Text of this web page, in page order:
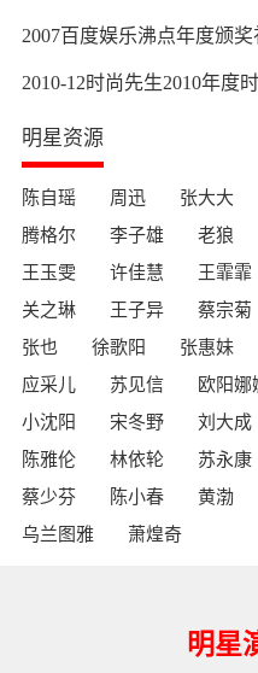
2007百度娱乐沸点年度颁奖
2010-12时尚先生2010年度
明星资源
陈自瑶 周迅 张大大
腾格尔
李子雄 老狼
王玉雯
许佳慧 王霏霏
关之琳
王子异 蔡宗菊
张也
徐歌阳 张惠妹
应采儿
苏见信 欧阳娜
小沈阳
宋冬野 刘大成
陈雅伦
林依轮 苏永康
蔡少芬
陈小春 黄渤
乌兰图雅
萧煌奇
明星